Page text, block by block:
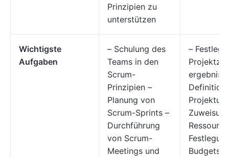
Prinzipien zu
unterstützen
Wichtigste
Aufgaben
– Schulung des
Teams in den
Scrum-
Prinzipien –
Planung von
Scrum-Sprints –
Durchführung
von Scrum-
Meetings und
–
Definition
Budgets